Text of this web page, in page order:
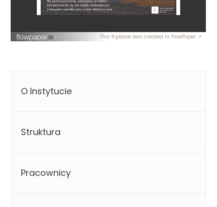
This flipbook was created in FlowPaper ↗
O Instytucie
Struktura
Pracownicy